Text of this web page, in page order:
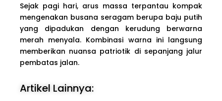
Sejak pagi hari, arus massa terpantau kompak
mengenakan busana seragam berupa baju putih
yang dipadukan dengan kerudung berwarna
merah menyala. Kombinasi warna ini langsung
memberikan nuansa patriotik di sepanjang jalur
pembatas jalan.
Artikel Lainnya: